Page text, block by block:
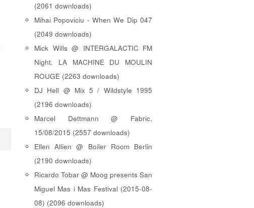
(2061 downloads)
Mihai Popoviciu - When We Dip 047
(2049 downloads)
Mick Wills @ INTERGALACTIC FM
Night. LA MACHINE DU MOULIN
ROUGE (2263 downloads)
DJ Hell @ Mix 5 / Wildstyle 1995
(2196 downloads)
Marcel Dettmann @ Fabric,
15/08/2015 (2557 downloads)
Ellen Allien @ Boiler Room Berlin
(2190 downloads)
Ricardo Tobar @ Moog presents San
Miguel Mas i Mas Festival (2015-08-
08) (2096 downloads)